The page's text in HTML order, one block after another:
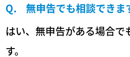
無申告でも相談できま
はい、無申告がある場合で
す。